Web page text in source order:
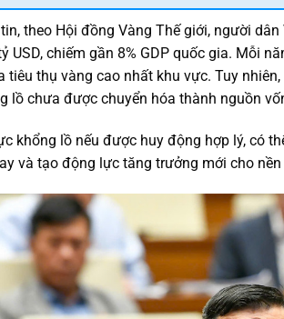
theo Hội đồng Vàng Thế giới, người
USD, chiếm gần 8% GDP quốc gia. Mỗi
tiêu thụ vàng cao nhất khu vực. Tuy
lồ chưa được chuyển hóa thành nguồn
khổng lồ nếu được huy động hợp lý, có
và tạo động lực tăng trưởng mới cho nền